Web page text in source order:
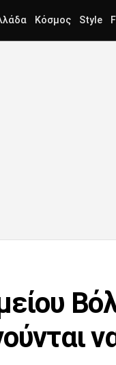
Κόσμος Style